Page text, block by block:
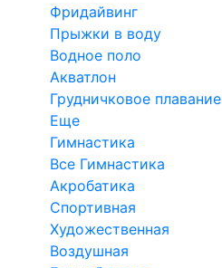
Фридайвинг
Прыжки в воду
Водное поло
Акватлон
Грудничковое плавание
Еще
Гимнастика
Все Гимнастика
Акробатика
Спортивная
Художественная
Воздушная